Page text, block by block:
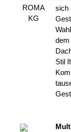
sich
dem
Stil